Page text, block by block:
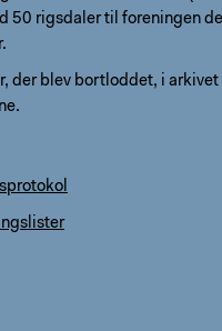
50 rigsdaler til foreningen
der blev bortloddet, i